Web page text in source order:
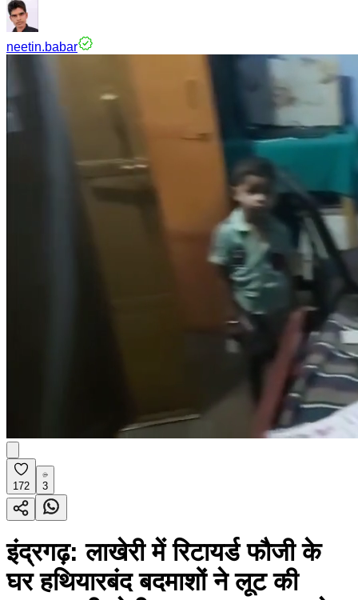
neetin.babar
172 3
इंद्रगढ़: लाखेरी में रिटायर्ड फौजी के
घर हथियारबंद बदमाशों ने लूट की